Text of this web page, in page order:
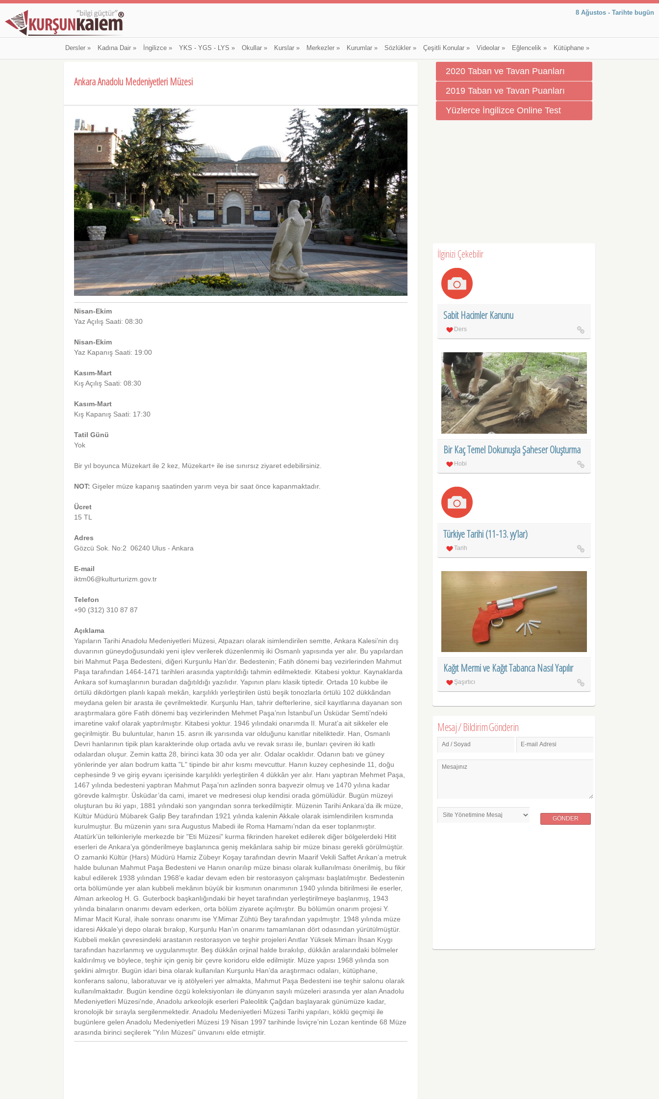
8 Ağustos - Tarihte bugün
Dersler» Kadına Dair» İngilizce» YKS - YGS - LYS » Okullar» Kurslar» Merkezler» Kurumlar» Sözlükler» Çeşitli Konular» Videolar» Eğlencelik» Kütüphane»
Ankara Anadolu Medeniyetleri Müzesi
Nisan-Ekim
Yaz Açılış Saati: 08:30
Nisan-Ekim
Yaz Kapanış Saati: 19:00
Kasım-Mart
Kış Açılış Saati: 08:30
Kasım-Mart
Kış Kapanış Saati: 17:30
Tatil Günü
Yok
Bir yıl boyunca Müzekart ile 2 kez, Müzekart+ ile ise sınırsız ziyaret edebilirsiniz.
NOT:Gişeler müze kapanış saatinden yarım veya bir saat önce kapanmaktadır.
Ücret
15 TL
Adres
Gözcü Sok. No:2 06240 Ulus - Ankara
E-mail
iktm06@kulturturizm.gov.tr
Telefon
+90 (312) 310 87 87
Açıklama
Yapıların Tarihi Anadolu Medeniyetleri Müzesi, Atpazarı olarak isimlendirilen semtte, Ankara Kalesi’nin dış
duvarının güneydoğusundaki yeni işlev verilerek düzenlenmiş iki Osmanlı yapısında yer alır. Bu yapılardan
biri Mahmut Paşa Bedesteni, diğeri Kurşunlu Han’dır. Bedestenin; Fatih dönemi baş vezirlerinden Mahmut
Paşa tarafından 1464-1471 tarihleri arasında yaptırıldığı tahmin edilmektedir. Kitabesi yoktur. Kaynaklarda
Ankara sof kumaşlarının buradan dağıtıldığı yazılıdır. Yapının planı klasik tiptedir. Ortada 10 kubbe ile
örtülü dikdörtgen planlı kapalı mekân, karşılıklı yerleştirilen üstü beşik tonozlarla örtülü 102 dükkândan
meydana gelen bir arasta ile çevrilmektedir. Kurşunlu Han, tahrir defterlerine, sicil kayıtlarına dayanan son
araştırmalara göre Fatih dönemi baş vezirlerinden Mehmet Paşa’nın İstanbul’un Üsküdar Semti’ndeki
imaretine vakıf olarak yaptırılmıştır. Kitabesi yoktur. 1946 yılındaki onarımda II. Murat’a ait sikkeler ele
geçirilmiştir. Bu buluntular, hanın 15. asrın ilk yarısında var olduğunu kanıtlar niteliktedir. Han, Osmanlı
Devri hanlarının tipik plan karakterinde olup ortada avlu ve revak sırası ile, bunları çeviren iki katlı
odalardan oluşur. Zemin katta 28, birinci kata 30 oda yer alır. Odalar ocaklıdır. Odanın batı ve güney
yönlerinde yer alan bodrum katta "L" tipinde bir ahır kısmı mevcuttur. Hanın kuzey cephesinde 11, doğu
cephesinde 9 ve giriş eyvanı içerisinde karşılıklı yerleştirilen 4 dükkân yer alır. Hanı yaptıran Mehmet Paşa,
1467 yılında bedesteni yaptıran Mahmut Paşa’nın azlinden sonra başvezir olmuş ve 1470 yılına kadar
görevde kalmıştır. Üsküdar’da cami, imaret ve medresesi olup kendisi orada gömülüdür. Bugün müzeyi
oluşturan bu iki yapı, 1881 yılındaki son yangından sonra terkedilmiştir. Müzenin Tarihi Ankara’da ilk müze,
Kültür Müdürü Mübarek Galip Bey tarafından 1921 yılında kalenin Akkale olarak isimlendirilen kısmında
kurulmuştur. Bu müzenin yanı sıra Augustus Mabedi ile Roma Hamamı’ndan da eser toplanmıştır.
Atatürk’ün telkinleriyle merkezde bir "Eti Müzesi" kurma fikrinden hareket edilerek diğer bölgelerdeki Hitit
eserleri de Ankara’ya gönderilmeye başlanınca geniş mekânlara sahip bir müze binası gerekli görülmüştür.
O zamanki Kültür (Hars) Müdürü Hamiz Zübeyr Koşay tarafından devrin Maarif Vekili Saffet Arıkan’a metruk
halde bulunan Mahmut Paşa Bedesteni ve Hanın onarılıp müze binası olarak kullanılması önerilmiş, bu fikir
kabul edilerek 1938 yılından 1968’e kadar devam eden bir restorasyon çalışması başlatılmıştır. Bedestenin
orta bölümünde yer alan kubbeli mekânın büyük bir kısmının onarımının 1940 yılında bitirilmesi ile eserler,
Alman arkeolog H. G. Guterbock başkanlığındaki bir heyet tarafından yerleştirilmeye başlanmış, 1943
yılında binaların onarımı devam ederken, orta bölüm ziyarete açılmıştır. Bu bölümün onarım projesi Y.
Mimar Macit Kural, ihale sonrası onarımı ise Y.Mimar Zühtü Bey tarafından yapılmıştır. 1948 yılında müze
idaresi Akkale’yi depo olarak bırakıp, Kurşunlu Han’ın onarımı tamamlanan dört odasından yürütülmüştür.
Kubbeli mekân çevresindeki arastanın restorasyon ve teşhir projeleri Anıtlar Yüksek Mimarı İhsan Kıygı
tarafından hazırlanmış ve uygulanmıştır. Beş dükkân orjinal halde bırakılıp, dükkân aralarındaki bölmeler
kaldırılmış ve böylece, teşhir için geniş bir çevre koridoru elde edilmiştir. Müze yapısı 1968 yılında son
şeklini almıştır. Bugün idari bina olarak kullanılan Kurşunlu Han’da araştırmacı odaları, kütüphane,
konferans salonu, laboratuvar ve iş atölyeleri yer almakta, Mahmut Paşa Bedesteni ise teşhir salonu olarak
kullanılmaktadır. Bugün kendine özgü koleksiyonları ile dünyanın sayılı müzeleri arasında yer alan Anadolu
Medeniyetleri Müzesi’nde, Anadolu arkeolojik eserleri Paleolitik Çağdan başlayarak günümüze kadar,
kronolojik bir sırayla sergilenmektedir. Anadolu Medeniyetleri Müzesi Tarihi yapıları, köklü geçmişi ile
bugünlere gelen Anadolu Medeniyetleri Müzesi 19 Nisan 1997 tarihinde İsviçre’nin Lozan kentinde 68 Müze
arasında birinci seçilerek "Yılın Müzesi" ünvanını elde etmiştir.
2020 Taban ve Tavan Puanları
2019 Taban ve Tavan Puanları
Yüzlerce İngilizce Online Test
İlginizi Çekebilir
Sabit Hacimler Kanunu
Ders
Bir Kaç Temel Dokunuşla Şaheser Oluşturma
Hobi
Türkiye Tarihi (11-13. yy’lar)
Tarih
Kağıt Mermi ve Kağıt Tabanca Nasıl Yapılır
Şaşırtıcı
Mesaj / Bildirim Gönderin
Ad / Soyad E-mail Adresi
Mesajınız
GÖNDER